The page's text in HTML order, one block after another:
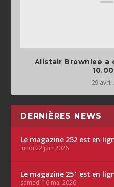
Alistair Brownlee a
29 avril
DERNIÈRES NEWS
Le magazine 252 est en
lundi 22 juin 2026
Le magazine 251 est en
samedi 16 mai 2026